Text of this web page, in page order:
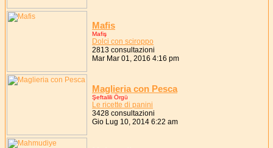
Mafis
Mafiş
Dolci con sciroppo
2813 consultazioni
Mar Mar 01, 2016 4:16 pm
Maglieria con Pesca
Şeftalili Örgü
Le ricette di panini
3428 consultazioni
Gio Lug 10, 2014 6:22 am